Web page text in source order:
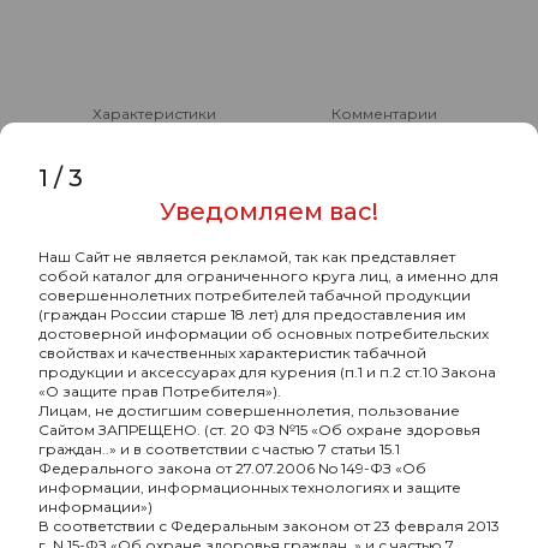
Характеристики Комментарии
Чаша ALPHA BOWL - Turk Design PRO
Бренд- Alpha Hookah
Страна-изготовитель-РОССИЯ
Материал -глина
Покрытие чашки-с глазурью
Тип чашки-турка
Форма чашки-классическая
Разборный-Нет
1 /3
Уведомляем вас!
Наш Сайт не является рекламой, так как представляет
собой каталог для ограниченного круга лиц, а именно для
совершеннолетних потребителей табачной продукции
(граждан России старше 18 лет) для предоставления им
достоверной информации об основных потребительских
свойствах и качественных характеристик табачной
продукции и аксессуарах для курения (п.1 и п.2 ст.10 Закона
«О защите прав Потребителя»).
Лицам, не достигшим совершеннолетия, пользование
Сайтом ЗАПРЕЩЕНО. (ст. 20 ФЗ №15 «Об охране здоровья
граждан..» и в соответствии с частью 7 статьи 15.1
Федерального закона от 27.07.2006 No 149-ФЗ «Об
информации, информационных технологиях и защите
информации»)
В соответствии с Федеральным законом от 23 февраля 2013
г. N 15-ФЗ «Об охране здоровья граждан..» и с частью 7